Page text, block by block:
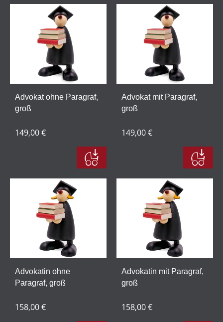
Advokat ohne Paragraf,
groß
149,00 €
Advokat mit Paragraf,
groß
149,00 €
Advokatin ohne
Paragraf, groß
158,00 €
Advokatin mit Paragraf,
groß
158,00 €